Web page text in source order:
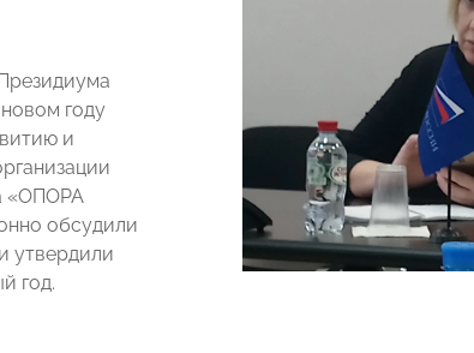
году
и
«ОПОРА
обсудили
утвердили
год.